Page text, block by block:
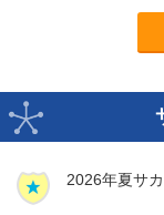
2026年夏サ